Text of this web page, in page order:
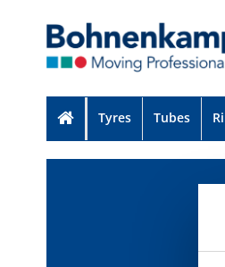
Tyres Tubes